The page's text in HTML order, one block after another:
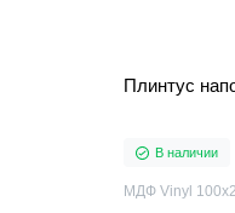
Плинтус
В наличии
МДФ Vinyl